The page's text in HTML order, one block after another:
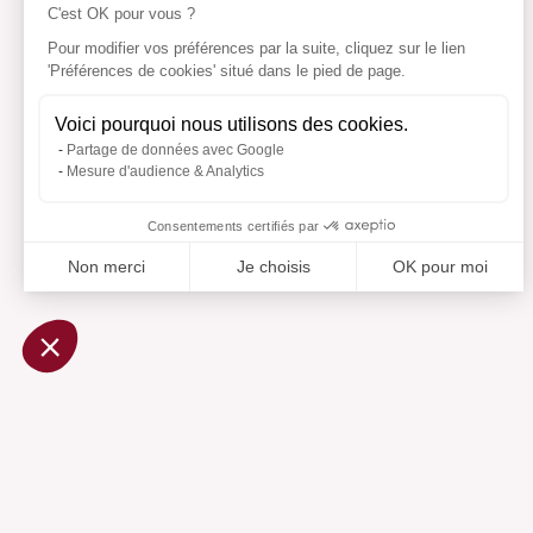
C'est OK pour vous ?
Pour modifier vos préférences par la suite, cliquez sur le lien
'Préférences de cookies' situé dans le pied de page.
Voici pourquoi nous utilisons des cookies.
Partage de données avec Google
Mesure d'audience & Analytics
Consentements certifiés par
Non merci Je choisis OK pour moi
Notre plateforme vous permet d'adapter et de gérer vos